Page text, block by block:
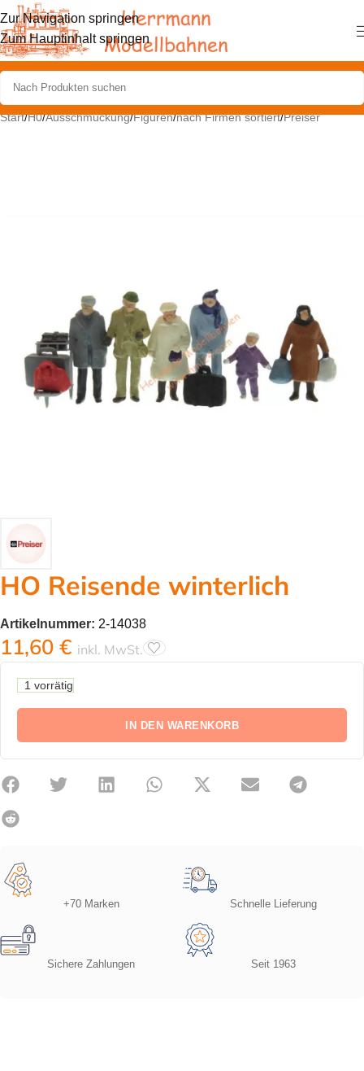
Zur Navigation springen
Zum Hauptinhalt springen
Start/H0/Ausschmückung/Figuren/nach Firmen sortiert/Preiser
HO Reisende winterlich
Artikelnummer: 2-14038
11,60 € inkl. MwSt.
1 vorrätig
IN DEN WARENKORB
+70 Marken Schnelle Lieferung
Sichere Zahlungen Seit 1963